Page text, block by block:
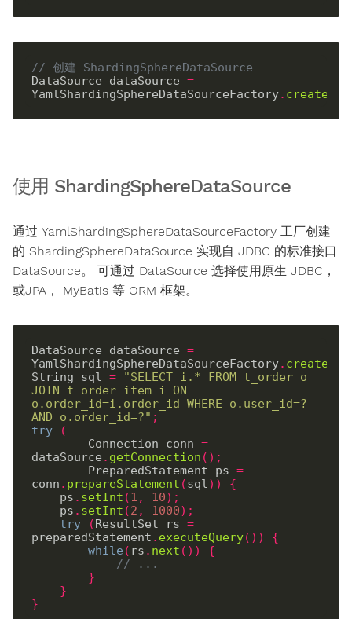
// 创建 ShardingSphereDataSource
DataSource dataSource =
YamlShardingSphereDataSourceFactory.
使用 ShardingSphereDataSource
通过 YamlShardingSphereDataSourceFactory 工厂创建
的 ShardingSphereDataSource 实现自 JDBC 的标准接口
DataSource。 可通过 DataSource 选择使用原生 JDBC，
或JPA， MyBatis 等 ORM 框架。
DataSource dataSource =
YamlShardingSphereDataSourceFactory.
String sql =
"SELECT i.* FROM t_order o
JOIN t_order_item i ON
o.order_id=i.order_id WHERE o.user_id=?
AND o.order_id=?" ;
try
(
        Connection conn
=
dataSource . getConnection ();
        PreparedStatement ps
=
conn . prepareStatement (sql))
{
    ps
. setInt (1 , 10);
    ps
. setInt (2 , 1000);
try
(ResultSet rs =
preparedStatement . executeQuery())
{
while ( rs . next ())
{
// ...
}
}
}